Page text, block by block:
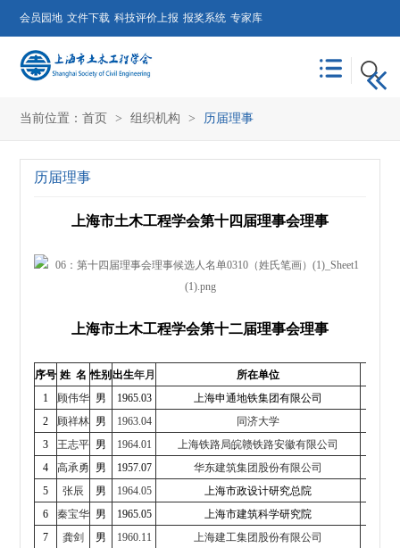
会员园地 文件下载 科技评价上报 报奖系统 专家库
当前位置：首页 > 组织机构 > 历届理事
历届理事
上海市土木工程学会第十四届理事会理事
上海市土木工程学会第十二届理事会理事
序号 姓 名 性别 出生年月 所在单位
1
顾伟华 男 1965.03 上海申通地铁集团有限公司
2
顾祥林 男 1963.04 同济大学
3
王志平 男 1964.01 上海铁路局皖赣铁路安徽有限公司
4
高承勇 男 1957.07 华东建筑集团股份有限公司
5
张辰 男 1964.05 上海市政设计研究总院
6
秦宝华 男 1965.05 上海市建筑科学研究院
7
龚剑 男 1960.11 上海建工集团股份有限公司